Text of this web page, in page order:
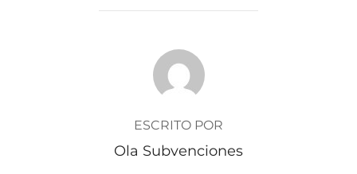
AUTOR DE LA PUBLICACIÓN
ESCRITO POR
Ola Subvenciones